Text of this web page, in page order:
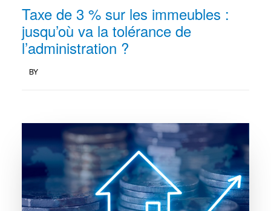
Taxe de 3 % sur les immeubles :
jusqu’où va la tolérance de
l’administration ?
BY